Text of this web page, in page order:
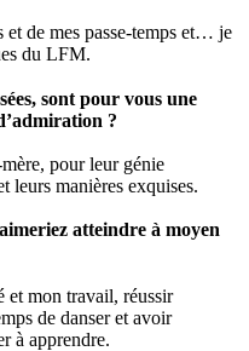
et de mes passe-temps et… je
du LFM.
sont pour vous une
?
pour leur génie
leurs manières exquises.
atteindre à moyen
et mon travail, réussir
de danser et avoir
à apprendre.